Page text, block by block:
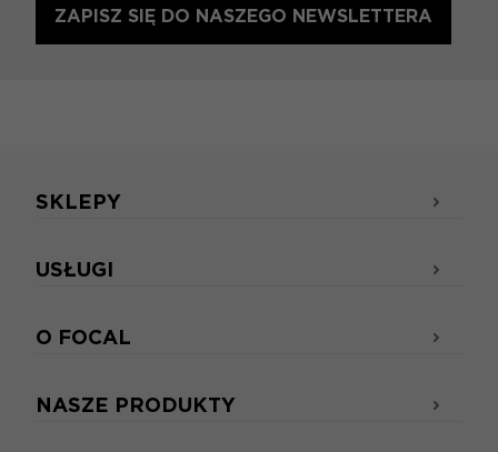
ZAPISZ SIĘ DO NASZEGO NEWSLETTERA
SKLEPY
USŁUGI
O FOCAL
NASZE PRODUKTY